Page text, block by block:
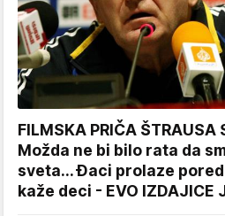
FILMSKA PRIČA ŠTRAUSA
Možda ne bi bilo rata da
sveta... Đaci prolaze
kaže deci - EVO IZDAJICE